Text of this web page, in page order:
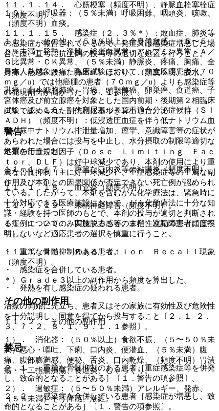
１０）． 呼吸器：（５％未満）呼吸困難、咽頭炎、咳嗽、
（頻度不明）血痰。
１１）． その他：（５０％以上）全身倦怠感、（５〜５
０％未満）発熱、浮腫、総蛋白異常・アルブミン異常・Ａ／
Ｇ比異常・ＣＫ異常、（５％未満）静脈炎、疼痛、胸痛、全
身痛、熱感、腰痛、鼻出血、ほてり、（頻度不明）脱水。
乳癌、非小細胞肺癌、胃癌、頭頸部癌、卵巣癌、食道癌、子
宮体癌及び前立腺癌を対象とした国内前期・後期第２相臨床
試験で認められた副作用に基づき算出した。
警告
本剤の用量規制因子（Ｄｏｓｅ Ｌｉｍｉｔｉｎｇ Ｆａｃ
ｔｏｒ、ＤＬＦ）は好中球減少であり、本剤の使用により重
篤な骨髄抑制（主に好中球減少）、重症感染症等の重篤な副
作用及び本剤との因果関係が否定できない死亡例が認められ
ている。したがって、本剤を含むがん化学療法は、緊急時に
十分対応できる医療施設において、がん化学療法に十分な知
識・経験を持つ医師のもとで、本剤の投与が適切と判断され
る症例についてのみ実施すること。また、次記の患者には投
与しないなど適応患者の選択を慎重に行うこと。
・ 重篤な骨髄抑制のある患者。
・ 感染症を合併している患者。
・ 発熱を有し感染症の疑われる患者。
治療の開始に先立ち、患者又はその家族に有効性及び危険性
を十分説明し、同意を得てから投与すること〔２．１−２．
３、７．２、８．１、９．１．１参照〕。
禁忌
２．１． 重篤な骨髄抑制のある患者［重症感染症等を併発
し、致命的となることがある］〔１．警告の項参照〕。
２．２． 感染症を合併している患者［感染症が増悪し、致
命的となることがある］〔１．警告の項参照〕。
１１．１．１４． 心筋梗塞（頻度不明）、静脈血栓塞栓症
（頻度不明）。
１１．１．１５． 感染症（２．３％＊）：敗血症、肺炎等
の感染症が報告されているので、発症又は感染症増悪した場
合には、直ちに抗生剤の投与等の適切な処置を行うこと。
日本人を対象とした臨床試験において、前立腺癌患者（７０
ｍｇ／u）では他癌腫の患者（７０ｍｇ／u）よりも感染症等
の発現割合が高かった〔８．１参照〕。
１１．１．１６． 抗利尿ホルモン不適合分泌症候群（ＳＩ
ＡＤＨ）（頻度不明）：低浸透圧血症を伴う低ナトリウム血
症、尿中ナトリウム排泄量増加、痙攣、意識障害等の症状が
あらわれた場合には投与を中止し、水分摂取の制限等適切な
処置を行うこと。
１１．１．１７． 重篤な口内炎等の粘膜炎（頻度不明）。
１１．１．１８． 血管炎（頻度不明）。
１１．１．１９． 末梢神経障害（頻度不明）。
１１．１．２０． 四肢脱力感等の末梢性運動障害（頻度不
明）。
１１．１．２１． Ｒａｄｉａｔｉｏｎ Ｒｅｃａｌｌ現象
（頻度不明）。
＊）Ｇｒａｄｅ３以上の副作用から頻度を算出した。
その他の副作用
１１．２． その他の副作用
１）． 消化器：（５０％以上）食欲不振、（５〜５０％未
満）悪心・嘔吐、下痢、口内炎、便潜血、（５％未満）腹
痛、腹部膨満感、便秘、舌炎、口内乾燥、（頻度不明）胃潰
瘍・十二指腸潰瘍、食道炎、しゃっくり。
２）． 過敏症：（５〜５０％未満）アレルギー、発赤、
（５％未満）そう痒感、潮紅。